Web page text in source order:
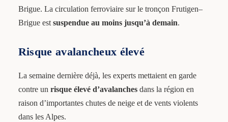
Brigue. La circulation ferroviaire sur le tronçon Frutigen–
Brigue est suspendue au moins jusqu’à demain.
Risque avalancheux élevé
La semaine dernière déjà, les experts mettaient en garde
contre un risque élevé d’avalanchesdans la région en
raison d’importantes chutes de neige et de vents violents
dans les Alpes.